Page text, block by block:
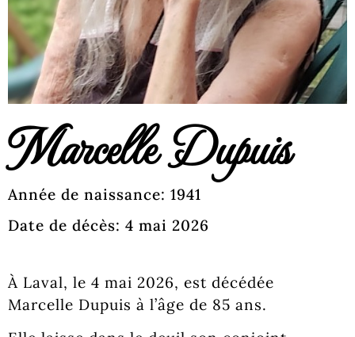
Marcelle Dupuis
Année de naissance: 1941
Date de décès: 4 mai 2026
À Laval, le 4 mai 2026, est décédée
Marcelle Dupuis à l’âge de 85 ans.